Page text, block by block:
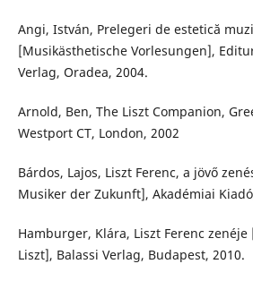
Angi, István, Prelegeri de estetică
[Musikästhetische Vorlesungen],
Verlag, Oradea, 2004.
Arnold, Ben, The Liszt Companion,
Westport CT, London, 2002
Bárdos, Lajos, Liszt Ferenc, a jövő
Musiker der Zukunft], Akadémiai
Hamburger, Klára, Liszt Ferenc zenéje
Liszt], Balassi Verlag, Budapest, 2010.